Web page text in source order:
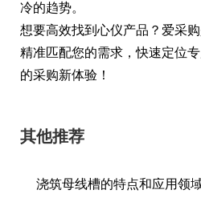
冷的趋势。
想要高效找到心仪产品？爱采
精准匹配您的需求，快速定位
的采购新体验！
其他推荐
浇筑母线槽的特点和应用领